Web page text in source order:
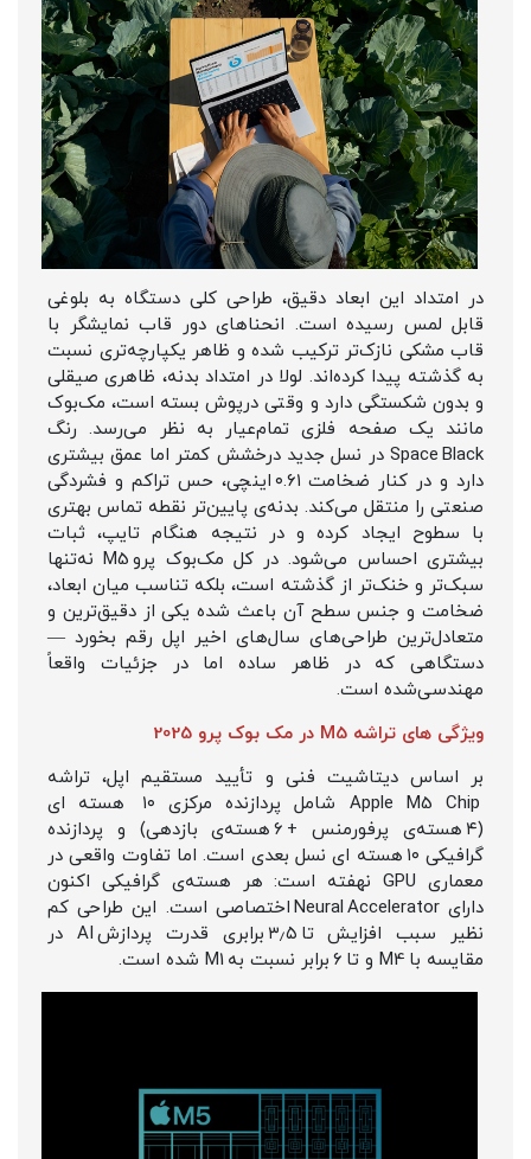
در امتداد این ابعاد دقیق، طراحی کلی دستگاه به بلوغی
قابل لمس رسیده است. انحناهای دور قاب نمایشگر با
قاب مشکی نازک‌تر ترکیب شده و ظاهر یکپارچه‌تری نسبت
به گذشته پیدا کرده‌اند. لولا در امتداد بدنه، ظاهری صیقلی
و بدون شکستگی دارد و وقتی درپوش بسته است، مک‌بوک
مانند یک صفحه فلزی تمام‌عیار به نظر می‌رسد. رنگ
Space Black در نسل جدید درخشش کمتر اما عمق بیشتری
دارد و در کنار ضخامت ۰.۶۱ اینچی، حس تراکم و فشردگی
صنعتی را منتقل می‌کند. بدنه‌ی پایین‌تر نقطه تماس بهتری
با سطوح ایجاد کرده و در نتیجه هنگام تایپ، ثبات
بیشتری احساس می‌شود. در کل مک‌بوک پرو M5 نه‌تنها
سبک‌تر و خنک‌تر از گذشته است، بلکه تناسب میان ابعاد،
ضخامت و جنس سطح آن باعث شده یکی از دقیق‌ترین و
متعادل‌ترین طراحی‌های سال‌های اخیر اپل رقم بخورد —
دستگاهی که در ظاهر ساده اما در جزئیات واقعاً
مهندسی‌شده است.
ویژگی های تراشه M5 در مک بوک پرو 2025
بر اساس دیتاشیت فنی و تأیید مستقیم اپل، تراشه
Apple M5 Chip شامل پردازنده‌ مرکزی ۱۰ هسته‌ ای
(۴ هسته‌ی پرفورمنس + ۶ هسته‌ی بازدهی) و پردازنده‌
گرافیکی ۱۰ هسته‌ ای نسل بعدی است. اما تفاوت واقعی در
معماری GPU نهفته است: هر هسته‌ی گرافیکی اکنون
دارای Neural Accelerator اختصاصی است. این طراحی کم‌
نظیر سبب افزایش تا ۳٫۵ برابری قدرت پردازش AI در
مقایسه با M4 و تا ۶ برابر نسبت به M1 شده است.